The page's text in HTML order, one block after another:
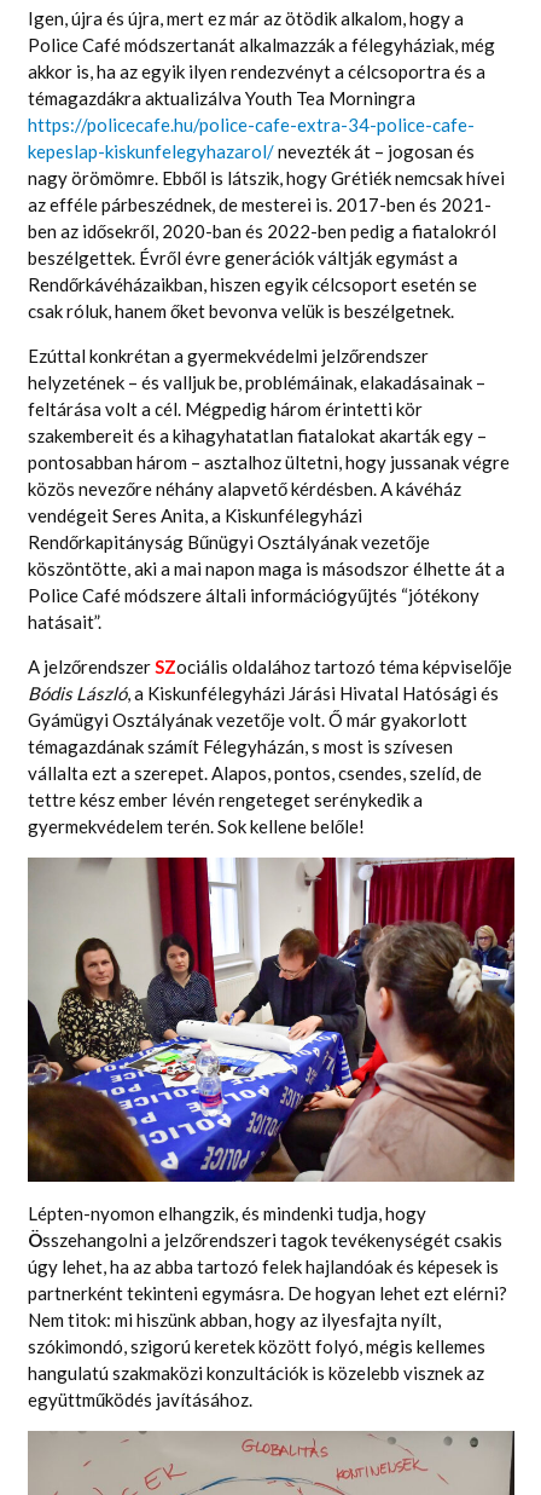
Igen, újra és újra, mert ez már az ötödik alkalom, hogy a
Police Café módszertanát alkalmazzák a félegyháziak, még
akkor is, ha az egyik ilyen rendezvényt a célcsoportra és a
témagazdákra aktualizálva Youth Tea Morningra
https://policecafe.hu/police-cafe-extra-34-police-cafe-
kepeslap-kiskunfelegyhazarol/nevezték át – jogosan és
nagy örömömre. Ebből is látszik, hogy Grétiék nemcsak hívei
az efféle párbeszédnek, de mesterei is. 2017-ben és 2021-
ben az idősekről, 2020-ban és 2022-ben pedig a fiatalokról
beszélgettek. Évről évre generációk váltják egymást a
Rendőrkávéházaikban, hiszen egyik célcsoport esetén se
csak róluk, hanem őket bevonva velük is beszélgetnek.
Ezúttal konkrétan a gyermekvédelmi jelzőrendszer
helyzetének – és valljuk be, problémáinak, elakadásainak –
feltárása volt a cél. Mégpedig három érintetti kör
szakembereit és a kihagyhatatlan fiatalokat akarták egy –
pontosabban három – asztalhoz ültetni, hogy jussanak végre
közös nevezőre néhány alapvető kérdésben. A kávéház
vendégeit Seres Anita, a Kiskunfélegyházi
Rendőrkapitányság Bűnügyi Osztályának vezetője
köszöntötte, aki a mai napon maga is másodszor élhette át a
Police Café módszere általi információgyűjtés “jótékony
hatásait”.
A jelzőrendszerSZociális oldalához tartozó téma képviselője
Bódis László, a Kiskunfélegyházi Járási Hivatal Hatósági és
Gyámügyi Osztályának vezetője volt. Ő már gyakorlott
témagazdának számít Félegyházán, s most is szívesen
vállalta ezt a szerepet. Alapos, pontos, csendes, szelíd, de
tettre kész ember lévén rengeteget serénykedik a
gyermekvédelem terén. Sok kellene belőle!
Lépten-nyomon elhangzik, és mindenki tudja, hogy
Összehangolni a jelzőrendszeri tagok tevékenységét csakis
úgy lehet, ha az abba tartozó felek hajlandóak és képesek is
partnerként tekinteni egymásra. De hogyan lehet ezt elérni?
Nem titok: mi hiszünk abban, hogy az ilyesfajta nyílt,
szókimondó, szigorú keretek között folyó, mégis kellemes
hangulatú szakmaközi konzultációk is közelebb visznek az
együttműködés javításához.